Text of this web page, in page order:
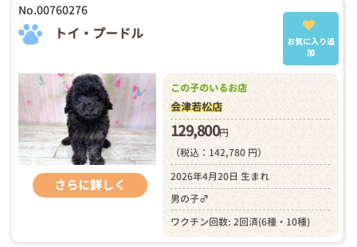
No.00760276
トイ・プードル
お気に入り追
加
さらに詳しく
この子のいるお店
会津若松店
129,800円
（税込：142,780 円）
2026年4月20日 生まれ
男の子♂
ワクチン回数: 2回済(6種・10種)